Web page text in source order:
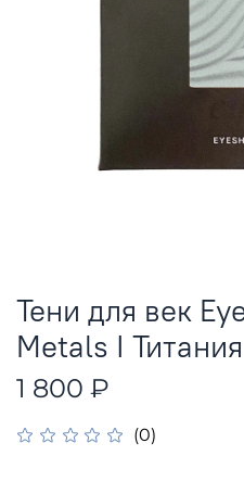
(0)
Тени для век
Metals I Титания
1 800 ₽